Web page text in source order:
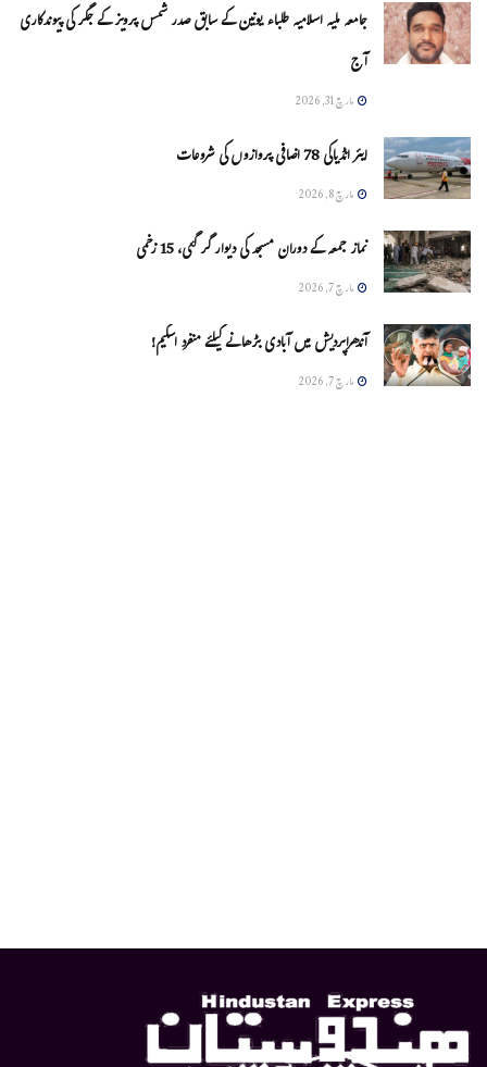
جامعہ ملیہ اسلامیہ طلباء یونین کے سابق صدر شمس پرویز کے جگر کی پیوندکاری
آج
مارچ 31, 2026
ایئر انڈیاکی 78 اضافی پروازوں کی شروعات
مارچ 8, 2026
نماز جمعہ کے دوران مسجد کی دیوار گر گئی، 15 زخمی
مارچ 7, 2026
آندھراپردیش میں آبادی بڑھانے کیلئے منفرد اسکیم!
مارچ 7, 2026